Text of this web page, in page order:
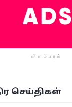
விளம்பரம்
செய்திகள்